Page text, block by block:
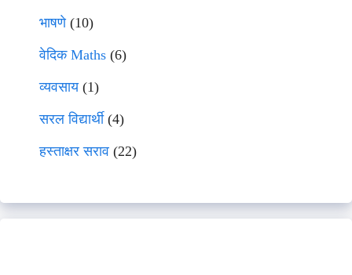
भाषणे(10)
वेदिक Maths (6)
व्यवसाय(1)
सरल विद्यार्थी(4)
हस्ताक्षर सराव (22)